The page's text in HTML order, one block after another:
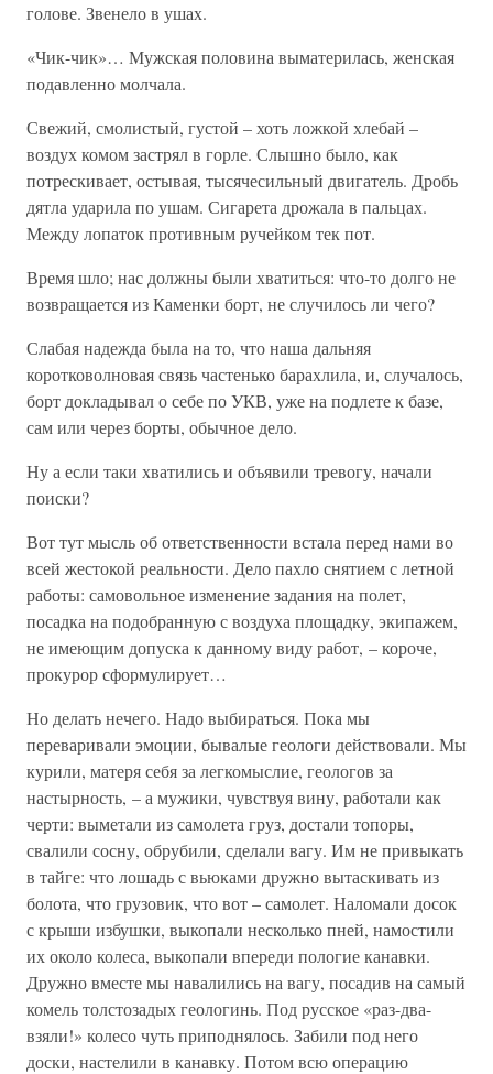
голове. Звенело в ушах.
«Чик-чик»… Мужская половина выматерилась, женская
подавленно молчала.
Свежий, смолистый, густой – хоть ложкой хлебай –
воздух комом застрял в горле. Слышно было, как
потрескивает, остывая, тысячесильный двигатель. Дробь
дятла ударила по ушам. Сигарета дрожала в пальцах.
Между лопаток противным ручейком тек пот.
Время шло; нас должны были хватиться: что-то долго не
возвращается из Каменки борт, не случилось ли чего?
Слабая надежда была на то, что наша дальняя
коротковолновая связь частенько барахлила, и, случалось,
борт докладывал о себе по УКВ, уже на подлете к базе,
сам или через борты, обычное дело.
Ну а если таки хватились и объявили тревогу, начали
поиски?
Вот тут мысль об ответственности встала перед нами во
всей жестокой реальности. Дело пахло снятием с летной
работы: самовольное изменение задания на полет,
посадка на подобранную с воздуха площадку, экипажем,
не имеющим допуска к данному виду работ, – короче,
прокурор сформулирует…
Но делать нечего. Надо выбираться. Пока мы
переваривали эмоции, бывалые геологи действовали. Мы
курили, матеря себя за легкомыслие, геологов за
настырность, – а мужики, чувствуя вину, работали как
черти: выметали из самолета груз, достали топоры,
свалили сосну, обрубили, сделали вагу. Им не привыкать
в тайге: что лошадь с вьюками дружно вытаскивать из
болота, что грузовик, что вот – самолет. Наломали досок
с крыши избушки, выкопали несколько пней, намостили
их около колеса, выкопали впереди пологие канавки.
Дружно вместе мы навалились на вагу, посадив на самый
комель толстозадых геологинь. Под русское «раз-два-
взяли!» колесо чуть приподнялось. Забили под него
доски, настелили в канавку. Потом всю операцию